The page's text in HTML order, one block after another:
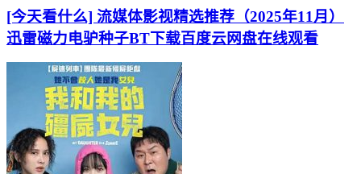
[今天看什么] 流媒体影视精选推荐（2025年11月）
迅雷磁力电驴种子BT下载百度云网盘在线观看